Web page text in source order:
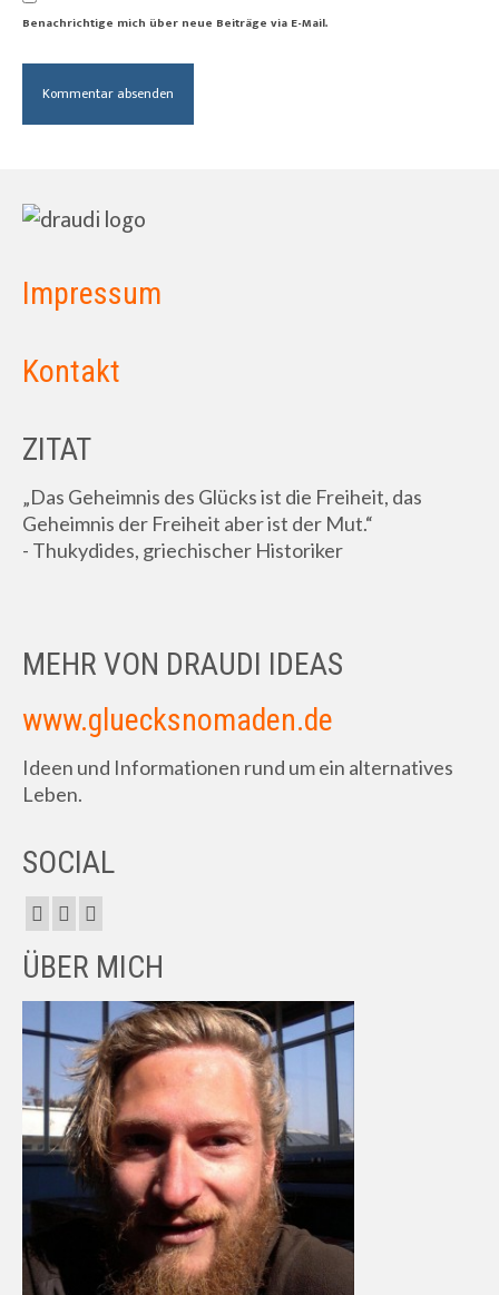
Benachrichtige mich über neue Beiträge via E-Mail.
Impressum
Kontakt
ZITAT
„Das Geheimnis des Glücks ist die Freiheit, das
Geheimnis der Freiheit aber ist der Mut.“
- Thukydides, griechischer Historiker
MEHR VON DRAUDI IDEAS
www.gluecksnomaden.de
Ideen und Informationen rund um ein alternatives
Leben.
SOCIAL
ÜBER MICH